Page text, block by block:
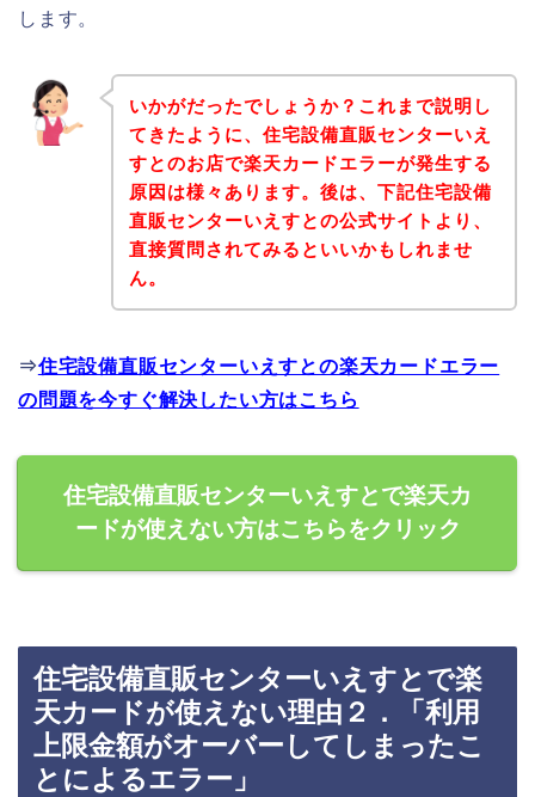
します。
いかがだったでしょうか？これまで説明し
てきたように、住宅設備直販センターいえ
すとのお店で楽天カードエラーが発生する
原因は様々あります。後は、下記住宅設備
直販センターいえすとの公式サイトより、
直接質問されてみるといいかもしれませ
ん。
⇒住宅設備直販センターいえすとの楽天カードエラー
の問題を今すぐ解決したい方はこちら
住宅設備直販センターいえすとで楽天カ
ードが使えない方はこちらをクリック
住宅設備直販センターいえすとで楽
天カードが使えない理由２．「利用
上限金額がオーバーしてしまったこ
とによるエラー」